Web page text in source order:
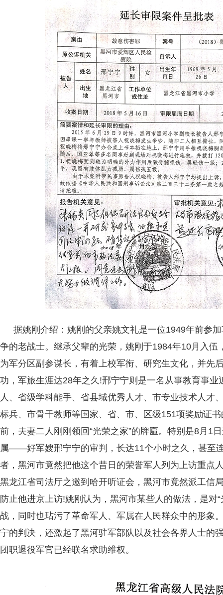
据姚刚介绍：姚刚的父亲姚文礼是一位1949年前参
争的老战士。继承父辈的光荣，姚刚于1984年10月入伍
为军分区副参谋长，有着上校军衔、研究生文化，并先
功，军旅生涯达28年之久!邢宁宁则是一名从事教育事业
人、省级学科能手、省县域优秀人才、市专业技术人才
标兵、市骨干教师等国家、省、市、区级151项奖励证
前，夫妻二人刚刚领回“光荣之家”的牌匾。特别是8月1
属——好军嫂邢宁宁的审判，长达11个小时之久，甚至
者，黑河市竟然把他这个昔日的荣誉军人列为上访重点
黑龙江省司法厅之邀到哈开听证会，黑河市竟然派工信
防止他进京上访!姚刚认为，黑河市某些人的做法，是对
战，同时也玷污了革命军人、军属在人民群众中的形象
宁的判决，还激起了黑河驻军部队以及社会各界人士的
团职退役军官已经联名求助维权。